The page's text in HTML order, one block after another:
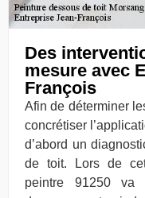
Des
mesure avec
François
Afin de déterminer
concrétiser
d’abord un
de toit. Lors de
peintre 91250 va